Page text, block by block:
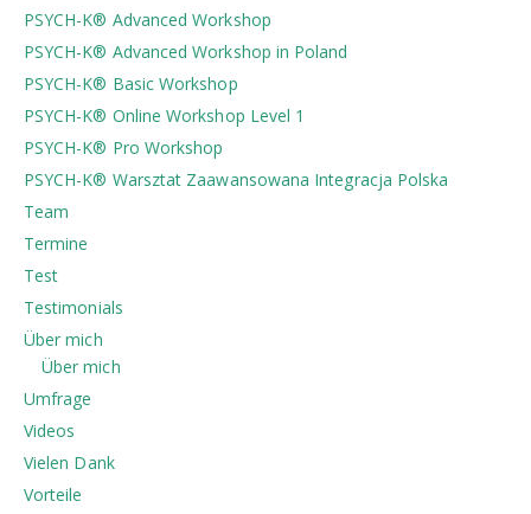
PSYCH-K® Advanced Workshop
PSYCH-K® Advanced Workshop in Poland
PSYCH-K® Basic Workshop
PSYCH-K® Online Workshop Level 1
PSYCH-K® Pro Workshop
PSYCH-K®️ Warsztat Zaawansowana Integracja Polska
Team
Termine
Test
Testimonials
Über mich
Über mich
Umfrage
Videos
Vielen Dank
Vorteile